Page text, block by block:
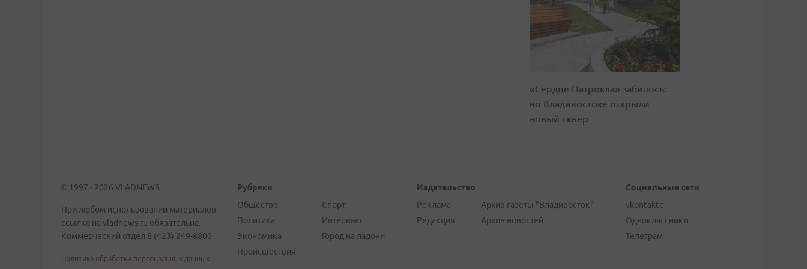
«Сердце Патрокла» забилось:
во Владивостоке открыли
новый сквер
© 1997 - 2026 VLADNEWS
При любом использовании материалов
ссылка на vladnews.ru обязательна.
Коммерческий отдел 8 (423) 249-8800
Политика обработки персональных данных
Рубрики
Общество
Политика
Экономика
Происшествия
Спорт
Интервью
Город на ладони
Издательство
Реклама
Редакция
Архив газеты "Владивосток"
Архив новостей
Социальные сети
vkontakte
Одноклассники
Телеграм